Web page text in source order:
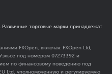
торговые марки принадлежат
FXOpen, включая: FXOpen Ltd,
под номером 07273392 и
по финансовому поведению под
Ltd, уполномоченную и регулируемую